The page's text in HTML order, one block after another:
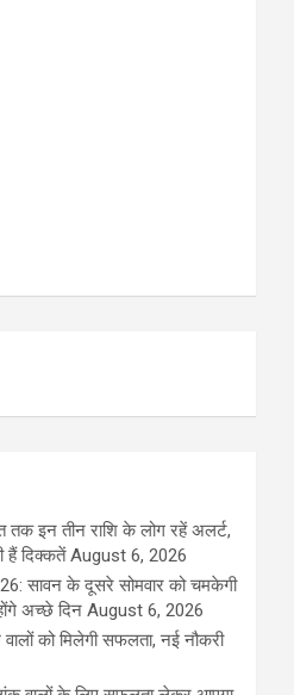
इन तीन राशि के लोग रहें अलर्ट,
दिक्कतें August 6, 2026
सावन के दूसरे सोमवार को चमकेगी
अच्छे दिन August 6, 2026
को मिलेगी सफलता, नई नौकरी